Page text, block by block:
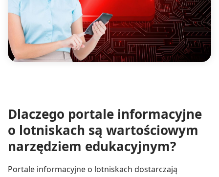
Dlaczego portale informacyjne
o lotniskach są wartościowym
narzędziem edukacyjnym?
Portale informacyjne o lotniskach dostarczają